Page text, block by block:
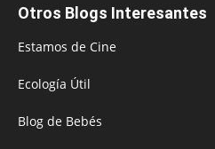
Otros Blogs Interesantes
Estamos de Cine
Ecología Útil
Blog de Bebés